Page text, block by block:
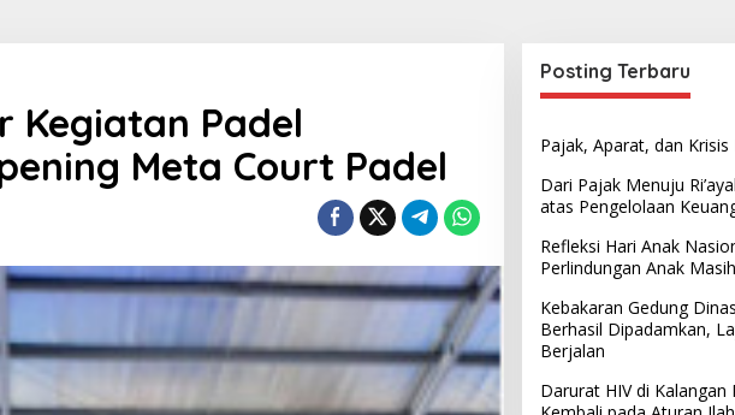
Kegiatan Padel
Meta Court Padel
Posting Terbaru
Pajak, Aparat, dan
Dari Pajak Menuju
atas Pengelolaan
Refleksi Hari Anak
Perlindungan Anak
Kebakaran Gedung
Berhasil Dipadamkan,
Berjalan
Darurat HIV di Kalangan